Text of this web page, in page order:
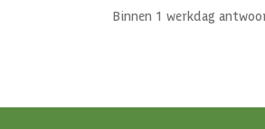
500 x 400 cm
Geen isolatie
Binnen 1 werkdag